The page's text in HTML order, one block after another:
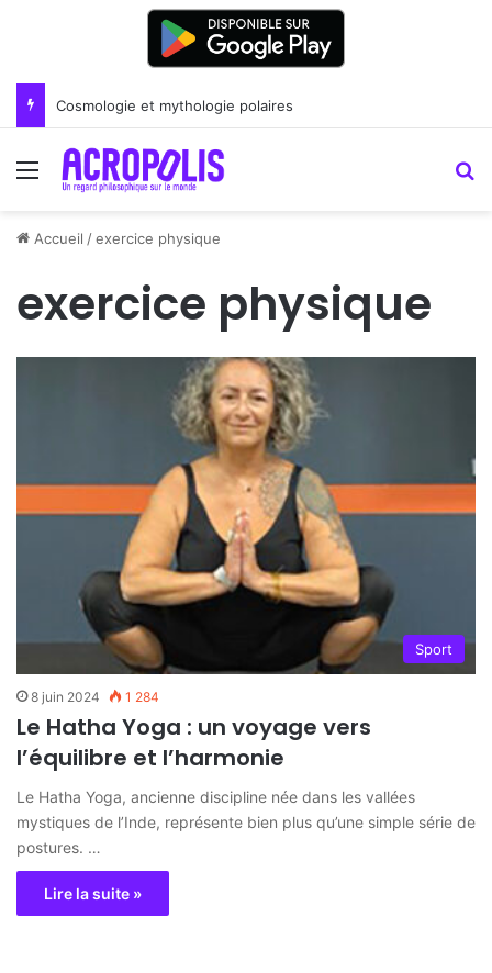
Cosmologie et mythologie polaires
Menu
Accueil /exercice physique
exercice physique
Sport
8 juin 2024 1 284
Le Hatha Yoga : un voyage vers
l’équilibre et l’harmonie
Le Hatha Yoga, ancienne discipline née dans les vallées
mystiques de l’Inde, représente bien plus qu’une simple série de
postures. …
Lire la suite »